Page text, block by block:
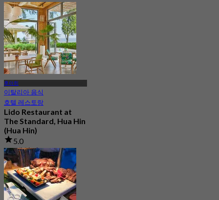
후아힌
이탈리아 음식
호텔 레스토랑
Lido Restaurant at
The Standard, Hua Hin
(Hua Hin)
5.0
1K 예약됨
에서฿ 595